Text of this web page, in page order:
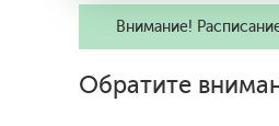
Внимание!
Обратите